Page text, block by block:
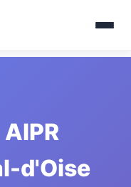
d'Oise